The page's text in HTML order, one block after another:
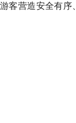
客营造安全有